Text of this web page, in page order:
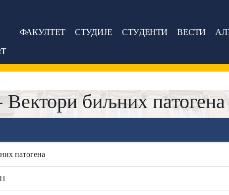
ФАКУЛТЕТ СТУДИЈЕ СТУДЕНТИ ВЕСТИ
биљних патогена
патогена